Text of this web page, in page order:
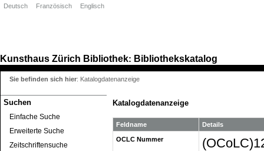
Kunsthaus Zürich Bibliothek: Bibliothekskatalog
Suchen
Einfache Suche
Erweiterte Suche
Zeitschriftensuche
Deutsch Französisch Englisch
Sie befinden sich hier: Katalogdatenanzeige
Katalogdatenanzeige
Feldname Details
OCLC Nummer